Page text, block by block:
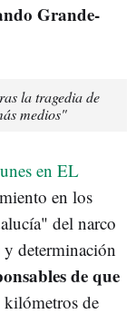
Grande-
la tragedia de
medios"
en EL
en los
del narco
determinación
de que
de